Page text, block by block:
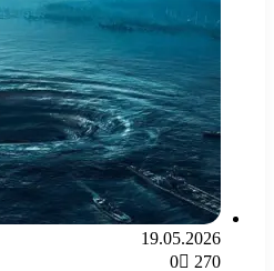
19.05.2026
0
270